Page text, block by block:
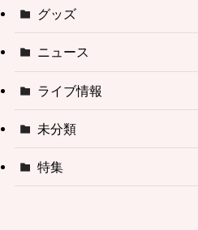
グッズ
ニュース
ライブ情報
未分類
特集